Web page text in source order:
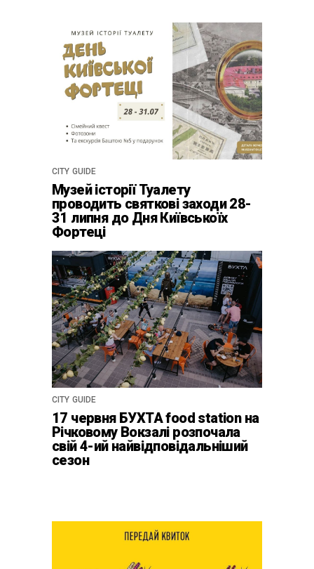
CITY GUIDE
Музей історії Туалету
проводить святкові заходи 28-
31 липня до Дня Київськоїх
Фортеці
CITY GUIDE
17 червня БУХТА food station на
Річковому Вокзалі розпочала
свій 4-ий найвідповідальніший
сезон